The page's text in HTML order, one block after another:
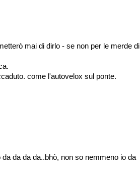
mai di dirlo - se non per le merde di
come l'autovelox sul ponte.
da da da..bhò, non so nemmeno io da